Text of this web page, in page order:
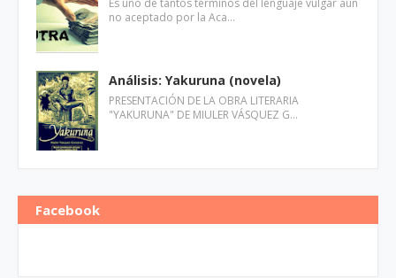
Es uno de tantos términos del lenguaje vulgar aún
no aceptado por la Aca…
Análisis: Yakuruna (novela)
PRESENTACIÓN DE LA OBRA LITERARIA
"YAKURUNA" DE MIULER VÁSQUEZ G…
Facebook